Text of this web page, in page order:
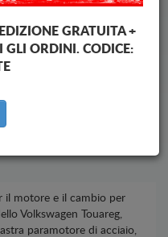
di acciaio
il motore e il cambio per
Volkswagen Touareg,
paramotore di acciaio,
GRATUITA +
GLI ORDINI. CODICE: